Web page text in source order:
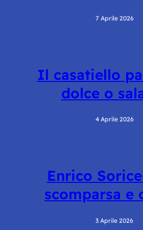
7 Aprile 2026
Il casatiello
dolce o
4 Aprile 2026
Enrico
scomparsa e
3 Aprile 2026